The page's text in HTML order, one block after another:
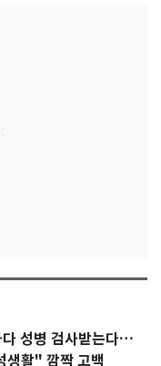
성병 검사받는다…
생활" 깜짝 고백